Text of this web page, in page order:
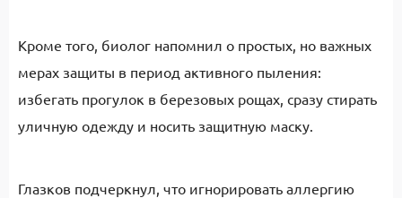
Кроме того, биолог напомнил о простых, но важных
мерах защиты в период активного пыления:
избегать прогулок в березовых рощах, сразу стирать
уличную одежду и носить защитную маску.
Глазков подчеркнул, что игнорировать аллергию